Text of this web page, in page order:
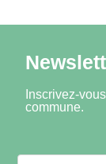
Inscrivez-
commune.